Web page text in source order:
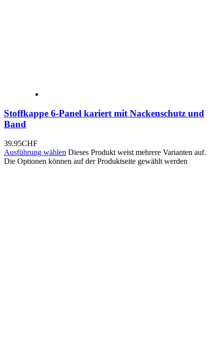
Stoffkappe 6-Panel kariert mit Nackenschutz und
Band
39.95CHF
Ausführung wählen Dieses Produkt weist mehrere Varianten auf.
Die Optionen können auf der Produktseite gewählt werden